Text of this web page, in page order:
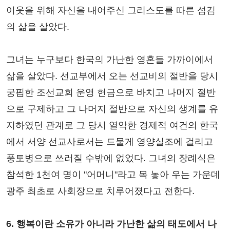
이웃을 위해 자신을 내어주신 그리스도를 따른 섬김
의 삶을 살았다.
그녀는 누구보다 한국의 가난한 영혼들 가까이에서
삶을 살았다. 선교부에서 오는 선교비의 절반을 당시
궁핍한 조선교회 운영 헌금으로 바치고 나머지 절반
으로 구제하고 그 나머지 절반으로 자신의 생계를 유
지하였던 관계로 그 당시 열악한 경제적 여건의 한국
에서 서양 선교사로서는 드물게 영양실조에 걸리고
풍토병으로 쓰러질 수밖에 없었다. 그녀의 장례식은
참석한 1천여 명이 "어머니"라고 목 놓아 우는 가운데
광주 최초로 사회장으로 치루어졌다고 전한다.
6. 행복이란 소유가 아니라 가난한 삶의 태도에서 나